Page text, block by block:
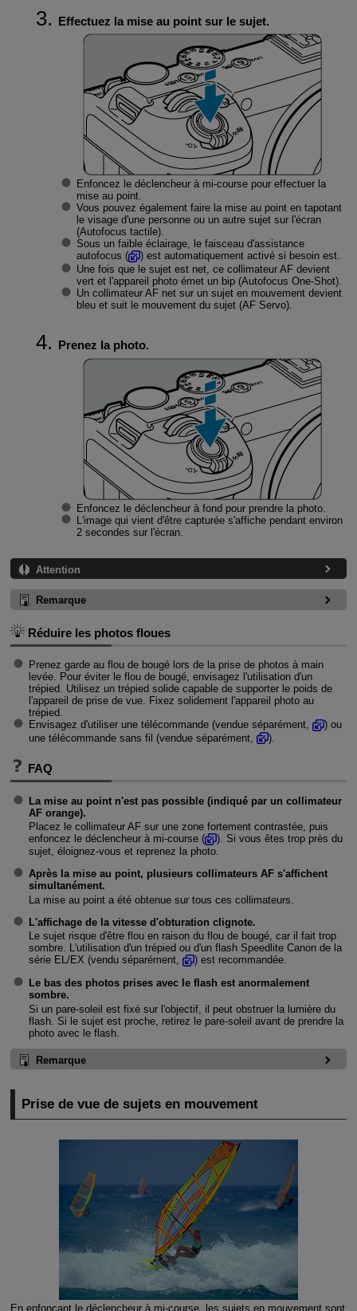
Effectuez la mise au point sur le sujet.
Enfoncez le déclencheur à mi-course pour effectuer la
mise au point.
Vous pouvez également faire la mise au point en tapotant
le visage d'une personne ou un autre sujet sur l'écran
(Autofocus tactile).
Sous un faible éclairage, le faisceau d'assistance
autofocus (
) est automatiquement activé si besoin est.
Une fois que le sujet est net, ce collimateur AF devient
vert et l'appareil photo émet un bip (Autofocus One-Shot).
Un collimateur AF net sur un sujet en mouvement devient
bleu et suit le mouvement du sujet (AF Servo).
Prenez la photo.
Enfoncez le déclencheur à fond pour prendre la photo.
L'image qui vient d'être capturée s'affiche pendant environ
2 secondes sur l'écran.
Attention
Remarque
Réduire les photos floues
Prenez garde au flou de bougé lors de la prise de photos à main
levée. Pour éviter le flou de bougé, envisagez l'utilisation d'un
trépied. Utilisez un trépied solide capable de supporter le poids de
l'appareil de prise de vue. Fixez solidement l'appareil photo au
trépied.
Envisagez d'utiliser une télécommande (vendue séparément,
) ou
une télécommande sans fil (vendue séparément,
).
FAQ
La mise au point n'est pas possible (indiqué par un collimateur
AF orange).
Placez le collimateur AF sur une zone fortement contrastée, puis
enfoncez le déclencheur à mi-course (
). Si vous êtes trop près du
sujet, éloignez-vous et reprenez la photo.
Après la mise au point, plusieurs collimateurs AF s'affichent
simultanément.
La mise au point a été obtenue sur tous ces collimateurs.
L'affichage de la vitesse d'obturation clignote.
Le sujet risque d'être flou en raison du flou de bougé, car il fait trop
sombre. L'utilisation d'un trépied ou d'un flash Speedlite Canon de la
série EL/EX (vendu séparément,
) est recommandée.
Le bas des photos prises avec le flash est anormalement
sombre.
Si un pare-soleil est fixé sur l'objectif, il peut obstruer la lumière du
flash. Si le sujet est proche, retirez le pare-soleil avant de prendre la
photo avec le flash.
Remarque
Prise de vue de sujets en mouvement
En enfonçant le déclencheur à mi-course, les sujets en mouvement sont